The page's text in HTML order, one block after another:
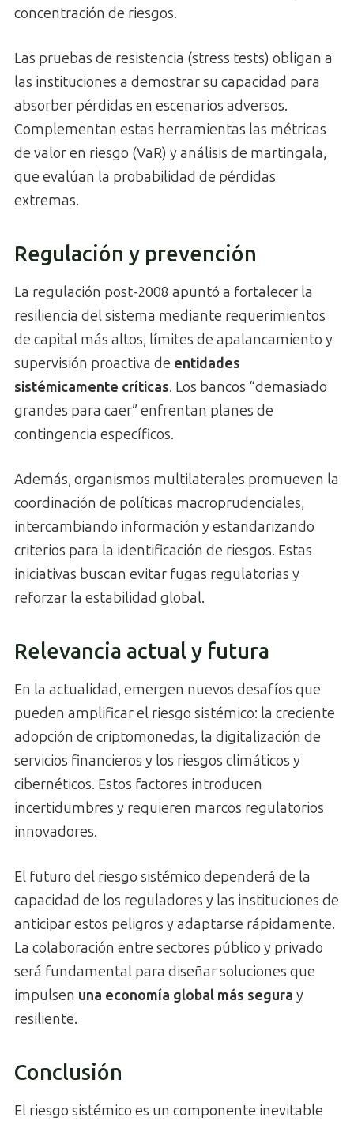
concentración de riesgos.
Las pruebas de resistencia (stress tests) obligan a
las instituciones a demostrar su capacidad para
absorber pérdidas en escenarios adversos.
Complementan estas herramientas las métricas
de valor en riesgo (VaR) y análisis de martingala,
que evalúan la probabilidad de pérdidas
extremas.
Regulación y prevención
La regulación post-2008 apuntó a fortalecer la
resiliencia del sistema mediante requerimientos
de capital más altos, límites de apalancamiento y
supervisión proactiva de entidades
sistémicamente críticas. Los bancos “demasiado
grandes para caer” enfrentan planes de
contingencia específicos.
Además, organismos multilaterales promueven la
coordinación de políticas macroprudenciales,
intercambiando información y estandarizando
criterios para la identificación de riesgos. Estas
iniciativas buscan evitar fugas regulatorias y
reforzar la estabilidad global.
Relevancia actual y futura
En la actualidad, emergen nuevos desafíos que
pueden amplificar el riesgo sistémico: la creciente
adopción de criptomonedas, la digitalización de
servicios financieros y los riesgos climáticos y
cibernéticos. Estos factores introducen
incertidumbres y requieren marcos regulatorios
innovadores.
El futuro del riesgo sistémico dependerá de la
capacidad de los reguladores y las instituciones de
anticipar estos peligros y adaptarse rápidamente.
La colaboración entre sectores público y privado
será fundamental para diseñar soluciones que
impulsen una economía global más segura y
resiliente.
Conclusión
El riesgo sistémico es un componente inevitable